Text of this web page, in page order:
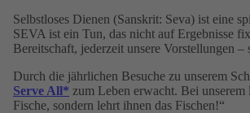
Selbstloses Dienen (Sanskrit: Seva) ist eine
SEVA ist ein Tun, das nicht auf Ergebnisse
Bereitschaft, jederzeit unsere Vorstellungen
Durch die jährlichen Besuche zu unserem
Serve All* zum Leben erwacht. Bei
Fische, sondern lehrt ihnen das Fischen!“